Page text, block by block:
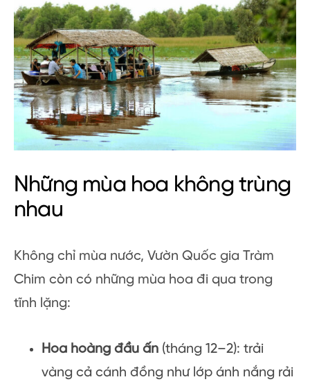
Những mùa hoa không trùng
nhau
Không chỉ mùa nước, Vườn Quốc gia Tràm
Chim còn có những mùa hoa đi qua trong
tĩnh lặng:
Hoa hoàng đầu ấn (tháng 12–2): trải
vàng cả cánh đồng như lớp ánh nắng rải